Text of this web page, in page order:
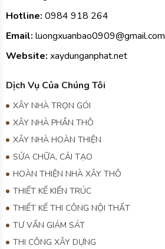
Hotline: 0984 918 264
Email: luongxuanbao0909@gmail.com
Website: xaydunganphat.net
Dịch Vụ Của Chúng Tôi
XÂY NHÀ TRỌN GÓI
XÂY NHÀ PHẦN THÔ
XÂY NHÀ HOÀN THIỆN
SỬA CHỮA, CẢI TẠO
HOÀN THIỆN NHÀ XÂY THÔ
THIẾT KẾ KIẾN TRÚC
THIẾT KẾ THI CÔNG NỘI THẤT
TƯ VẤN GIÁM SÁT
THI CÔNG XÂY DỰNG